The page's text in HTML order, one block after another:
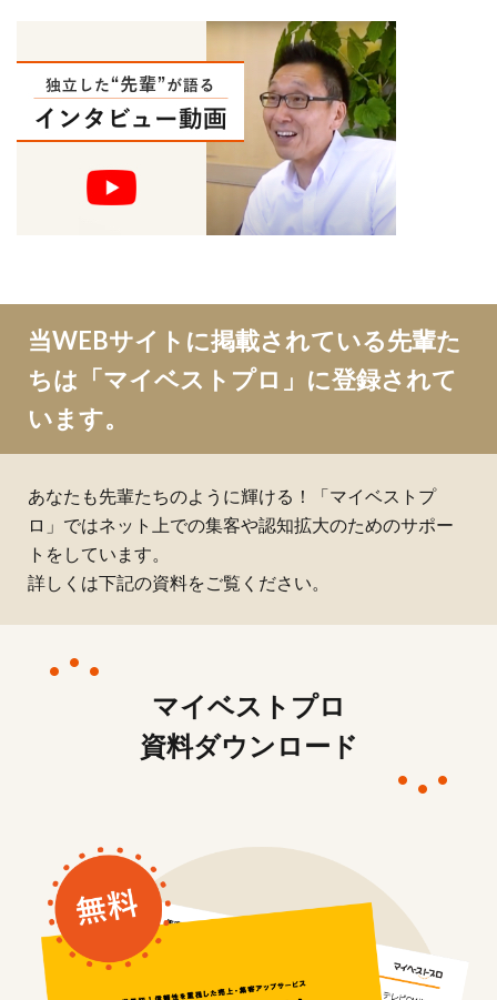
当WEBサイトに掲載されている先輩た
ちは「マイベストプロ」に登録されて
います。
あなたも先輩たちのように輝ける！「マイベストプ
ロ」ではネット上での集客や認知拡大のためのサポー
トをしています。
詳しくは下記の資料をご覧ください。
マイベストプロ
資料ダウンロード